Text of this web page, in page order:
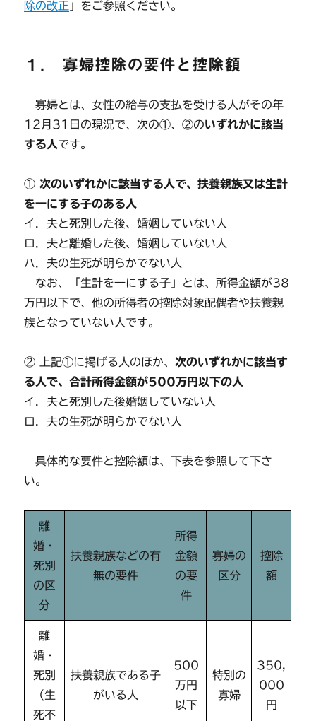
除の改正 」をご参照ください。
１． 寡婦控除の要件と控除額
寡婦とは、女性の給与の支払を受ける人がその年
12月31日の現況で、次の①、②のいずれかに該当
する人です。
①次のいずれかに該当する人で、扶養親族又は生計
を一にする子のある人
イ．夫と死別した後、婚姻していない人
ロ．夫と離婚した後、婚姻していない人
ハ．夫の生死が明らかでない人
なお、「生計を一にする子」とは、所得金額が38
万円以下で、他の所得者の控除対象配偶者や扶養親
族となっていない人です。
② 上記①に掲げる人のほか、次のいずれかに該当す
る人で、合計所得金額が500万円以下の人
イ．夫と死別した後婚姻していない人
ロ．夫の生死が明らかでない人
具体的な要件と控除額は、下表を参照して下さ
い。
離
婚・
死別
の区
分
扶養親族などの有
無の要件
所得
金額
の要
件
寡婦の
区分
控除
額
離
婚・
死別
（生
死不
扶養親族である子
がいる人
500
万円
以下
特別の
寡婦
350,
000
円